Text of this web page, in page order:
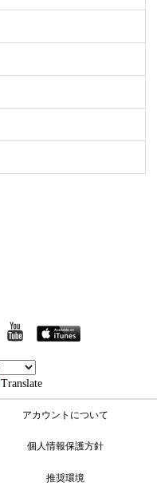
Translate
アカウントについて
個人情報保護方針
推奨環境